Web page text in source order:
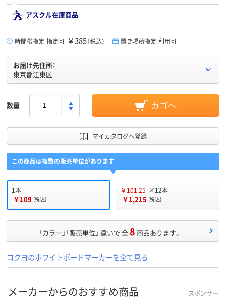
アスクル在庫商品
時間帯指定 指定可 ￥385（税込） 置き場所指定 利用可
お届け先住所：
東京都江東区
数量 カゴへ
マイカタログへ登録
この商品は複数の販売単位があります
1本
￥109 (税込)
￥101.25 ×12本
￥1,215 (税込)
「カラー」「販売単位」 違いで 全8 商品あります。
コクヨのホワイトボードマーカーを全て見る
メーカーからのおすすめ商品 スポンサー